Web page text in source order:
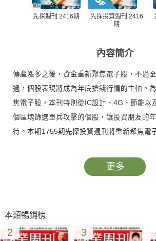
先探週刊 2416期
先探投資週刊 2416
期
內容簡介
傳產漲多之後，資金重新聚焦電子股，不過
過，個股表現將成為年底搶錢行情的主軸。
焦電子股，本刊特別從IC設計、4G、節能以
個區塊篩選單兵攻擊的個股，讓投資朋友的
待。本期1755期先探投資週刊將重新聚焦電
更多
本類暢銷榜
2 3